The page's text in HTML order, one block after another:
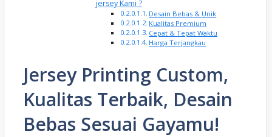
jersey Kami ?
Desain Bebas & Unik
Kualitas Premium
Cepat & Tepat Waktu
Harga Terjangkau
Jersey Printing Custom,
Kualitas Terbaik, Desain
Bebas Sesuai Gayamu!